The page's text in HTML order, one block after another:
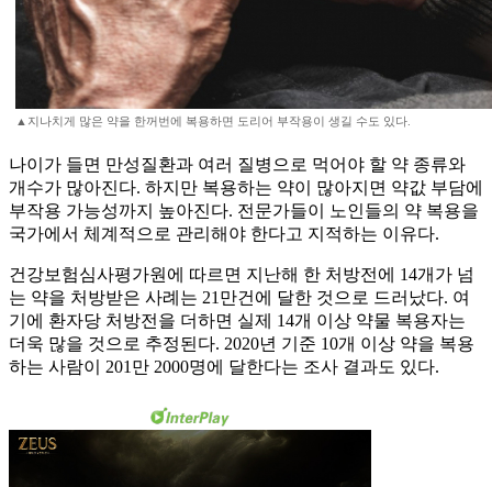
▲지나치게 많은 약을 한꺼번에 복용하면 도리어 부작용이 생길 수도 있다.
나이가 들면 만성질환과 여러 질병으로 먹어야 할 약 종류와
개수가 많아진다. 하지만 복용하는 약이 많아지면 약값 부담에
부작용 가능성까지 높아진다. 전문가들이 노인들의 약 복용을
국가에서 체계적으로 관리해야 한다고 지적하는 이유다.
건강보험심사평가원에 따르면 지난해 한 처방전에 14개가 넘
는 약을 처방받은 사례는 21만건에 달한 것으로 드러났다. 여
기에 환자당 처방전을 더하면 실제 14개 이상 약물 복용자는
더욱 많을 것으로 추정된다. 2020년 기준 10개 이상 약을 복용
하는 사람이 201만 2000명에 달한다는 조사 결과도 있다.